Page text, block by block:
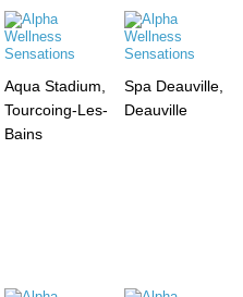
Aqua Stadium,
Tourcoing-Les-
Bains
Spa Deauville,
Deauville